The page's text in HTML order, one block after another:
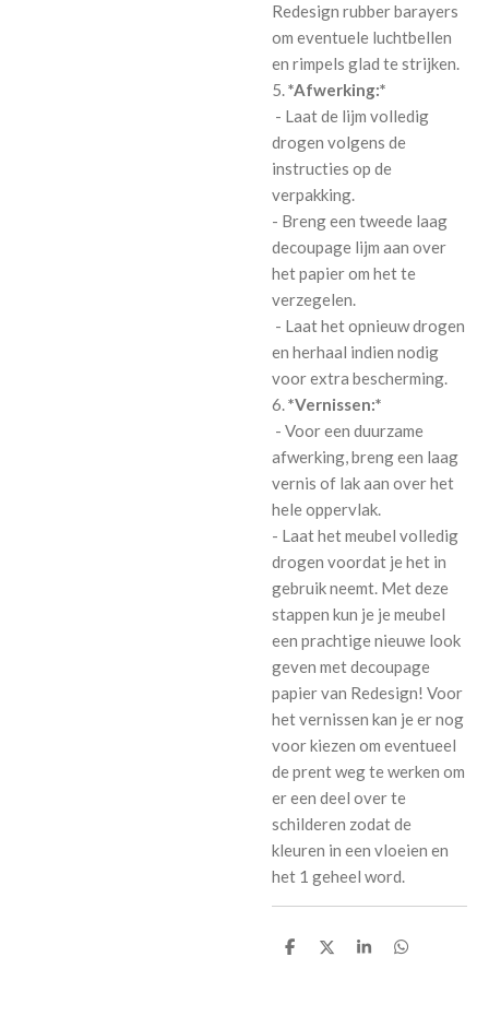
Redesign rubber barayers
om eventuele luchtbellen
en rimpels glad te strijken.
5.*Afwerking:*
- Laat de lijm volledig
drogen volgens de
instructies op de
verpakking.
- Breng een tweede laag
decoupage lijm aan over
het papier om het te
verzegelen.
- Laat het opnieuw drogen
en herhaal indien nodig
voor extra bescherming.
6.*Vernissen:*
- Voor een duurzame
afwerking, breng een laag
vernis of lak aan over het
hele oppervlak.
- Laat het meubel volledig
drogen voordat je het in
gebruik neemt. Met deze
stappen kun je je meubel
een prachtige nieuwe look
geven met decoupage
papier van Redesign! Voor
het vernissen kan je er nog
voor kiezen om eventueel
de prent weg te werken om
er een deel over te
schilderen zodat de
kleuren in een vloeien en
het 1 geheel word.
D
D
S
D